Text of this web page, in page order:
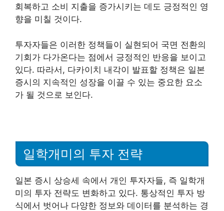
회복하고 소비 지출을 증가시키는 데도 긍정적인 영
향을 미칠 것이다.
투자자들은 이러한 정책들이 실현되어 국면 전환의
기회가 다가온다는 점에서 긍정적인 반응을 보이고
있다. 따라서, 다카이치 내각이 발표할 정책은 일본
증시의 지속적인 성장을 이끌 수 있는 중요한 요소
가 될 것으로 보인다.
일학개미의 투자 전략
일본 증시 상승세 속에서 개인 투자자들, 즉 일학개
미의 투자 전략도 변화하고 있다. 통상적인 투자 방
식에서 벗어나 다양한 정보와 데이터를 분석하는 경